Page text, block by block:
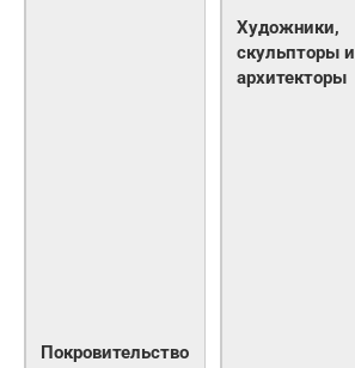
Покровительство
Художники,
скульпторы и
архитекторы